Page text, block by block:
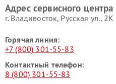
Miele
Адрес сервисного
г. Владивосток, Русская ул., 2К
Горячая линия:
+7 (800) 301-55-83
Контактный телефон:
8 (800) 301-55-83